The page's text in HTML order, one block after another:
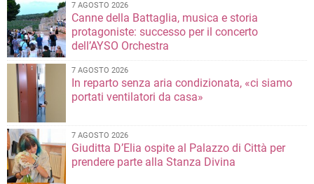
7 AGOSTO 2026
Canne della Battaglia, musica e storia
protagoniste: successo per il concerto
dell’AYSO Orchestra
7 AGOSTO 2026
In reparto senza aria condizionata, «ci siamo
portati ventilatori da casa»
7 AGOSTO 2026
Giuditta D’Elia ospite al Palazzo di Città per
prendere parte alla Stanza Divina